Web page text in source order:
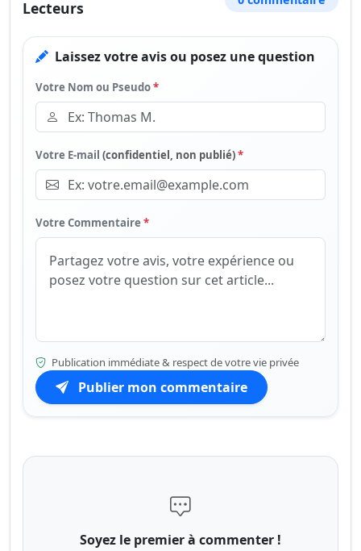
Lecteurs
Laissez votre avis ou posez une question
Votre Nom ou Pseudo*
Votre E-mail (confidentiel, non publié)*
Votre Commentaire *
Publication immédiate & respect de votre vie privée
Publier mon commentaire
Soyez le premier à commenter !